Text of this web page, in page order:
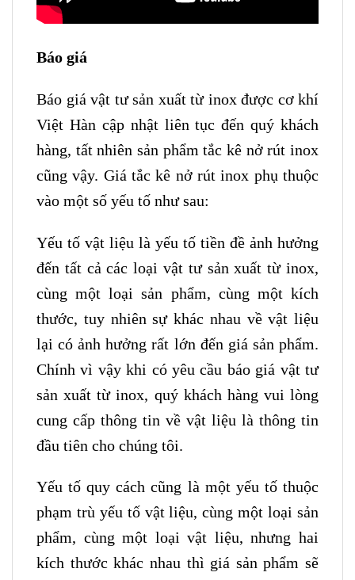
Báo giá
Báo giá vật tư sản xuất từ inox được cơ khí
Việt Hàn cập nhật liên tục đến quý khách
hàng, tất nhiên sản phẩm tắc kê nở rút inox
cũng vậy. Giá tắc kê nở rút inox phụ thuộc
vào một số yếu tố như sau:
Yếu tố vật liệu là yếu tố tiền đề ảnh hưởng
đến tất cả các loại vật tư sản xuất từ inox,
cùng một loại sản phẩm, cùng một kích
thước, tuy nhiên sự khác nhau về vật liệu
lại có ảnh hưởng rất lớn đến giá sản phẩm.
Chính vì vậy khi có yêu cầu báo giá vật tư
sản xuất từ inox, quý khách hàng vui lòng
cung cấp thông tin về vật liệu là thông tin
đầu tiên cho chúng tôi.
Yếu tố quy cách cũng là một yếu tố thuộc
phạm trù yếu tố vật liệu, cùng một loại sản
phẩm, cùng một loại vật liệu, nhưng hai
kích thước khác nhau thì giá sản phẩm sẽ